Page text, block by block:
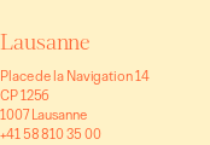
Lausanne
Place de la Navigation 14
CP 1256
1007 Lausanne
+41 58 810 35 00